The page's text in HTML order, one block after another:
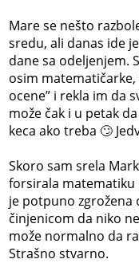
Mare se nešto
sredu, ali danas ide
dane sa odeljenjem.
osim
ocene” i rekla im da
može čak i u petak
keca ako treba 🙄
Skoro sam srela
forsirala matematiku
je potpuno
činjenicom da niko
može normalno da
Strašno stvarno.